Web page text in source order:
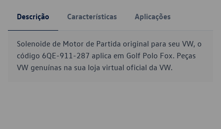
Descrição Características Aplicações
Solenoide de Motor de Partida original para seu VW, o
código 6QE-911-287 aplica em Golf Polo Fox. Peças
VW genuínas na sua loja virtual oficial da VW.